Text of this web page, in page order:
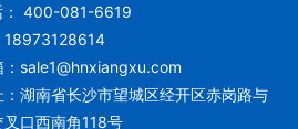
： 400-081-6619
18973128614
sale1@hnxiangxu.com
：湖南省长沙市望城区经开区赤岗路与
叉口西南角118号